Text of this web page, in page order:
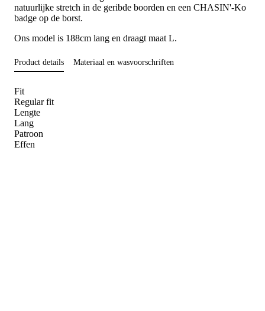
natuurlijke stretch in de geribde boorden en een CHASIN'-Komma
badge op de borst.
Ons model is 188cm lang en draagt maat L.
Product details Materiaal en wasvoorschriften
Fit
Regular fit
Lengte
Lang
Patroon
Effen